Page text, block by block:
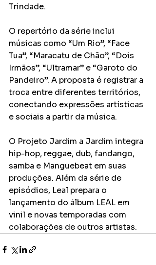
Trindade.
O repertório da série inclui
músicas como “Um Rio”, “Face
Tua”, “Maracatu de Chão”, “Dois
Irmãos”, “Ultramar” e “Garoto do
Pandeiro”. A proposta é registrar a
troca entre diferentes territórios,
conectando expressões artísticas
e sociais a partir da música.
O Projeto Jardim a Jardim integra
hip-hop, reggae, dub, fandango,
samba e Manguebeat em suas
produções. Além da série de
episódios, Leal prepara o
lançamento do álbum LEAL em
vinil e novas temporadas com
colaborações de outros artistas.